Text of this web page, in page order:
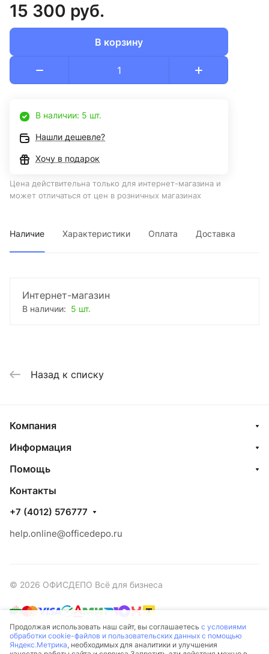
15 300 руб.
В корзину
В наличии: 5 шт.
Нашли дешевле?
Хочу в подарок
Цена действительна только для интернет-магазина и
может отличаться от цен в розничных магазинах
Наличие Характеристики Оплата Доставка
Интернет-магазин
В наличии: 5 шт.
Назад к списку
Компания
Информация
Помощь
Контакты
+7 (4012) 576777
help.online@officedepo.ru
© 2026 ОФИСДЕПО Всё для бизнеса
Конфиденциальность
Оферта
Продолжая использовать наш сайт, вы соглашаетесь с условиями
обработки cookie-файлов и пользовательских данных с помощью
Яндекс.Метрика, необходимых для аналитики и улучшения